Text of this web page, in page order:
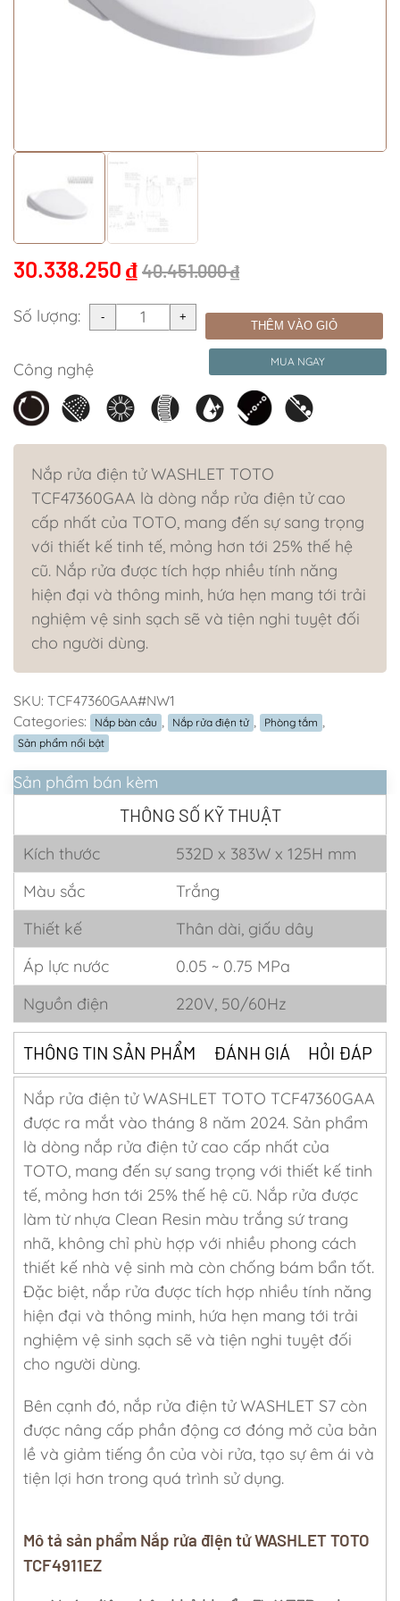
30.338.250 ₫ 40.451.000₫
Số lượng: THÊM VÀO GIỎ
MUA NGAY
Công nghệ
Nắp rửa điện tử WASHLET TOTO
TCF47360GAA là dòng nắp rửa điện tử cao
cấp nhất của TOTO, mang đến sự sang trọng
với thiết kế tinh tế, mỏng hơn tới 25% thế hệ
cũ. Nắp rửa được tích hợp nhiều tính năng
hiện đại và thông minh, hứa hẹn mang tới trải
nghiệm vệ sinh sạch sẽ và tiện nghi tuyệt đối
cho người dùng.
SKU: TCF47360GAA#NW1
Categories:
Nắp bàn cầu Nắp rửa điện tử Phòng tắm
Sản phẩm nổi bật
Sản phẩm bán kèm
THÔNG SỐ KỸ THUẬT
Kích thước
532D x 383W x 125H mm
Màu sắc
Trắng
Thiết kế
Thân dài, giấu dây
Áp lực nước
0.05 ~ 0.75 MPa
Nguồn điện
220V, 50/60Hz
THÔNG TIN SẢN PHẨM ĐÁNH GIÁ HỎI ĐÁP
Nắp rửa điện tử WASHLET TOTO TCF47360GAA
được ra mắt vào tháng 8 năm 2024. Sản phẩm
là dòng nắp rửa điện tử cao cấp nhất của
TOTO, mang đến sự sang trọng với thiết kế tinh
tế, mỏng hơn tới 25% thế hệ cũ. Nắp rửa được
làm từ nhựa Clean Resin màu trắng sứ trang
nhã, không chỉ phù hợp với nhiều phong cách
thiết kế nhà vệ sinh mà còn chống bám bẩn tốt.
Đặc biệt, nắp rửa được tích hợp nhiều tính năng
hiện đại và thông minh, hứa hẹn mang tới trải
nghiệm vệ sinh sạch sẽ và tiện nghi tuyệt đối
cho người dùng.
Bên cạnh đó, nắp rửa điện tử WASHLET S7 còn
được nâng cấp phần động cơ đóng mở của bản
lề và giảm tiếng ồn của vòi rửa, tạo sự êm ái và
tiện lợi hơn trong quá trình sử dụng.
Mô tả sản phẩm Nắp rửa điện tử WASHLET TOTO
TCF4911EZ